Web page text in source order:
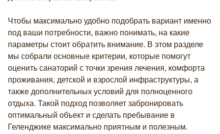
Чтобы максимально удобно подобрать вариант именно
под ваши потребности, важно понимать, на какие
параметры стоит обратить внимание. В этом разделе
мы собрали основные критерии, которые помогут
оценить санаторий с точки зрения лечения, комфорта
проживания, детской и взрослой инфраструктуры, а
также дополнительных условий для полноценного
отдыха. Такой подход позволяет забронировать
оптимальный объект и сделать пребывание в
Геленджике максимально приятным и полезным.